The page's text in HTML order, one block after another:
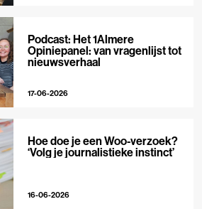
Podcast: Het 1Almere
Opiniepanel: van vragenlijst tot
nieuwsverhaal
17-06-2026
Hoe doe je een Woo-verzoek?
‘Volg je journalistieke instinct’
16-06-2026